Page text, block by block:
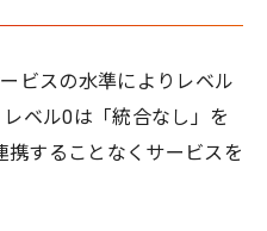
ビスの水準によりレベル
ベル0は「統合なし」を
することなくサービスを